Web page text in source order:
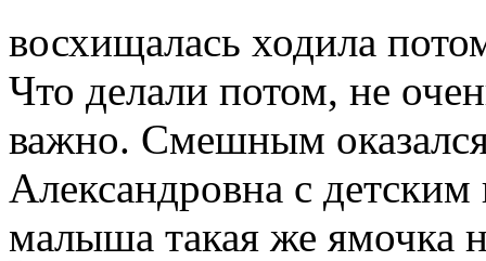
восхищалась ходила
Что делали потом, не
важно. Смешным
Александровна с
малыша такая же ямочка